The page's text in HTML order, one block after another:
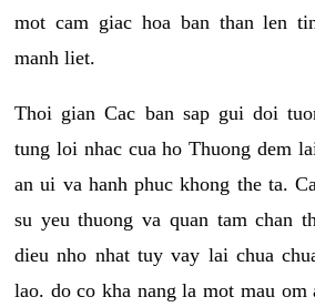
mot cam giac hoa ban than len
manh liet.
Thoi gian Cac ban sap gui doi
tung loi nhac cua ho Thuong dem
an ui va hanh phuc khong the ta.
su yeu thuong va quan tam chan
dieu nho nhat tuy vay lai chua
lao. do co kha nang la mot mau om